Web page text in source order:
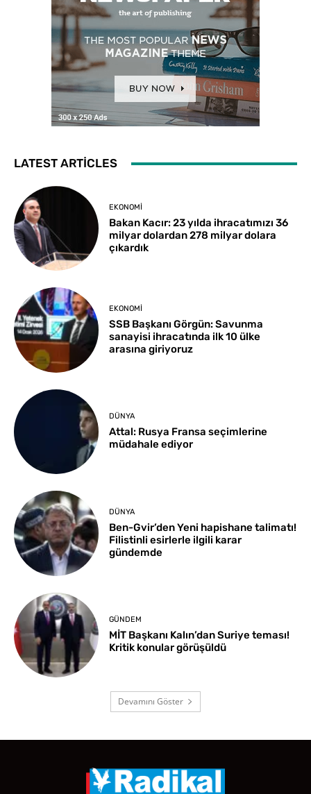
LATEST ARTICLES
EKONOMI
Bakan Kacır: 23 yılda ihracatımızı 36
milyar dolardan 278 milyar dolara
çıkardık
EKONOMI
SSB Başkanı Görgün: Savunma
sanayisi ihracatında ilk 10 ülke
arasına giriyoruz
DÜNYA
Attal: Rusya Fransa seçimlerine
müdahale ediyor
DÜNYA
Ben-Gvir’den Yeni hapishane talimatı!
Filistinli esirlerle ilgili karar
gündemde
GÜNDEM
MİT Başkanı Kalın’dan Suriye teması!
Kritik konular görüşüldü
Devamını Göster